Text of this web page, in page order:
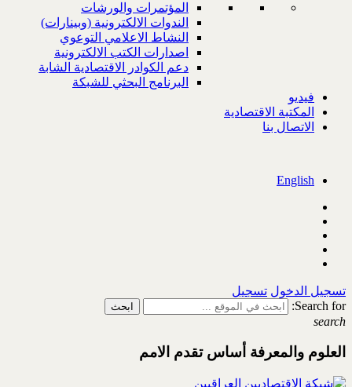
المؤتمرات والورشات
الندوات الالكترونية (وبينارات)
النشاط الاعلامي التوعوي
اصدارات الكتب الالكترونية
دعم الكوادر الاقتصادية الشابة
البرنامج البحثي للشبكة
فيديو
المكتبة الاقتصادية
الاتصال بنا
English
تسجيل الدخول تسجيل
Search for:
search
العلوم والمعرفة أساس تقدم الامم